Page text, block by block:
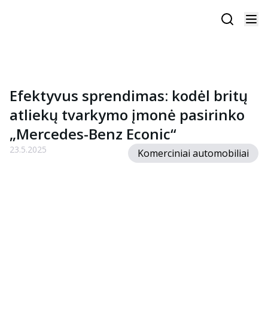
Efektyvus sprendimas: kodėl britų
atliekų tvarkymo įmonė pasirinko
„Mercedes-Benz Econic“
23.5.2025 Komerciniai automobiliai